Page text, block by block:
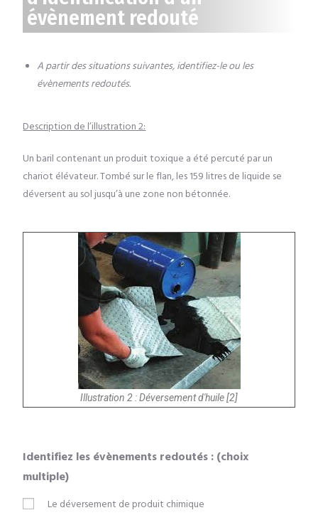
évènement redouté
A partir des situations suivantes, identifiez-le ou les
évènements redoutés.
Description de l’illustration 2:
Un baril contenant un produit toxique a été percuté par un
chariot élévateur. Tombé sur le flan, les 159 litres de liquide se
déversent au sol jusqu’à une zone non bétonnée.
Illustration 2 : Déversement d'huile [2]
Identifiez les évènements redoutés : (choix
multiple)
Le déversement de produit chimique